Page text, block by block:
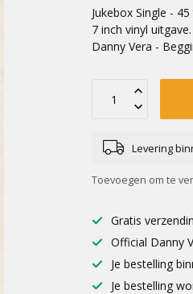
Jukebox Single -
7 inch vinyl uitgave.
Danny Vera -
Levering
Toevoegen om te
Gratis
Official Danny
Je bestelling
Je bestelling